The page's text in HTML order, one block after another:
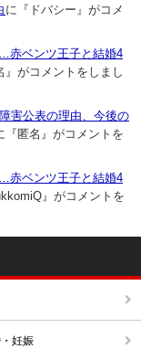
に『ドバシー』がコメ
赤ベンツ王子と結婚4
』がコメントをしまし
害公表の理由、今後の
『匿名』がコメントを
赤ベンツ王子と結婚4
』がコメントを
妊娠